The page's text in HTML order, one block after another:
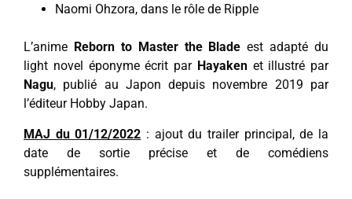
Naomi Ohzora, dans le rôle de Ripple
L’anime Reborn to Master the Blade est adapté du
light novel éponyme écrit par Hayakenet illustré par
Nagu, publié au Japon depuis novembre 2019 par
l’éditeur Hobby Japan.
MAJ du 01/12/2022 : ajout du trailer principal, de la
date de sortie précise et de comédiens
supplémentaires.